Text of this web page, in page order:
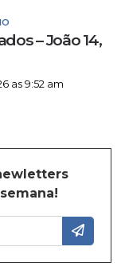
– João 14,
as 9:52 am